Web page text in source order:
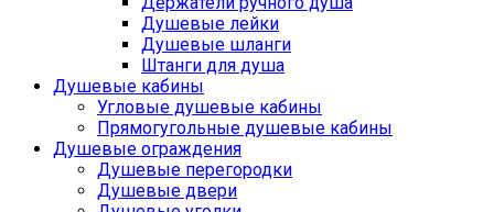
Душевые лейки
Душевые шланги
Штанги для душа
Душевые кабины
Угловые душевые кабины
Прямогугольные душевые кабины
Душевые ограждения
Душевые перегородки
Душевые двери